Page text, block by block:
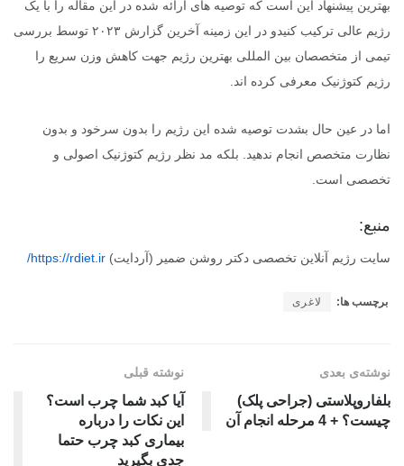
بهترین پیشنهاد این است که توصیه های ارائه شده در این مقاله را با یک
رژیم عالی ترکیب کنیدو در این زمینه آخرین گزارش ۲۰۲۳ توسط بررسی
تیمی از متخصصان بین المللی بهترین رژیم جهت کاهش وزن سریع را
رژیم کتوژنیک معرفی کرده اند.
اما در عین حال بشدت توصیه شده این رژیم را بدون سرخود و بدون
نظارت متخصص انجام ندهید. بلکه مد نظر رژیم کتوژنیک اصولی و
تخصصی است.
منبع:
سایت رژیم آنلاین تخصصی دکتر روشن ضمیر (آردایت) https://rdiet.ir/
برچسب ها: لاغری
نوشته قبلی
آیا کبد شما چرب است؟
این نکات را درباره
بیماری کبد چرب حتما
جدی بگیرید
نوشته‌ی بعدی
بلفاروپلاستی (جراحی پلک)
چیست؟ + 4 مرحله انجام آن